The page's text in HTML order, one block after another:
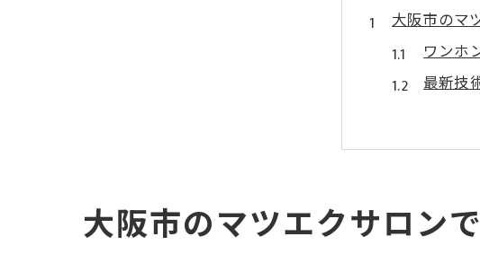
大阪市のマ
ワンホ
最新技
大阪
プロフ
マツエ
ワンホンデ
大阪市のマツエクサロン